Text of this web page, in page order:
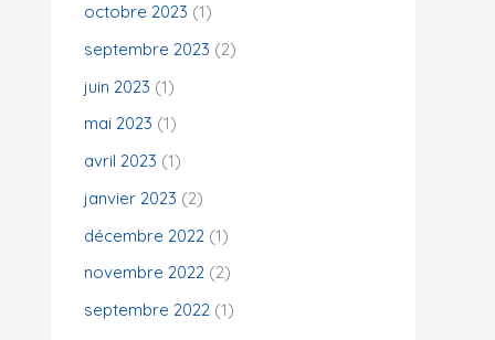
octobre 2023 (1)
septembre 2023 (2)
juin 2023 (1)
mai 2023 (1)
avril 2023 (1)
janvier 2023 (2)
décembre 2022 (1)
novembre 2022 (2)
septembre 2022 (1)